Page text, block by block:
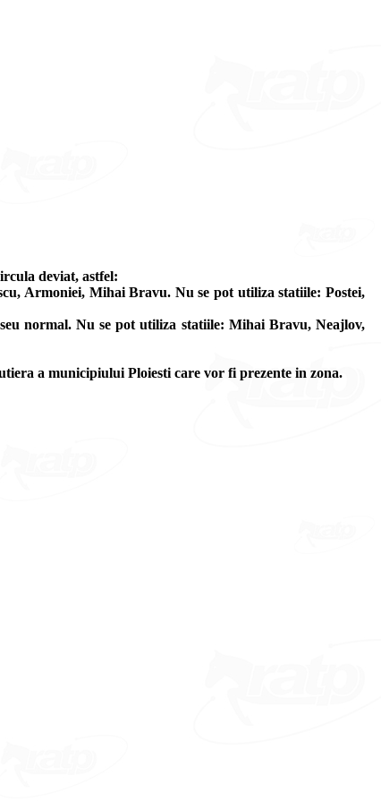
deviat, astfel:
Armoniei, Mihai Bravu. Nu se pot utiliza statiile: Postei,
normal. Nu se pot utiliza statiile: Mihai Bravu, Neajlov,
a municipiului Ploiesti care vor fi prezente in zona.